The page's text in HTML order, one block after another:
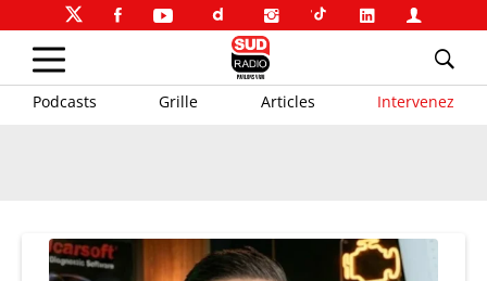
Podcasts Grille Articles Intervenez